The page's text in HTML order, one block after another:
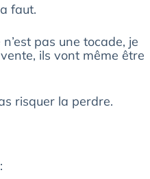
faut.
pas une tocade, je
ils vont même être
risquer la perdre.